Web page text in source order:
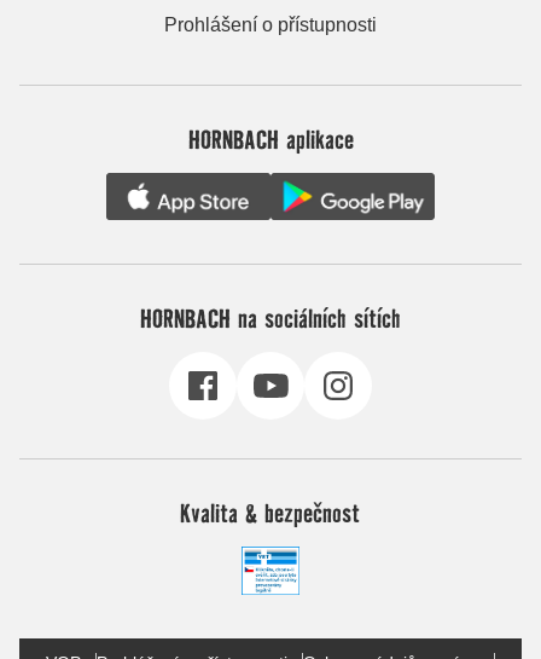
Prohlášení o přístupnosti
HORNBACH aplikace
HORNBACH na sociálních sítích
Kvalita & bezpečnost